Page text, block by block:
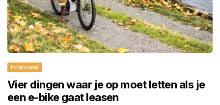
Financieel
Vier dingen waar je op moet letten als je
een e-bike gaat leasen